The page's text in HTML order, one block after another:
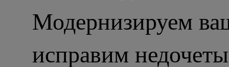
Модернизируем
исправим